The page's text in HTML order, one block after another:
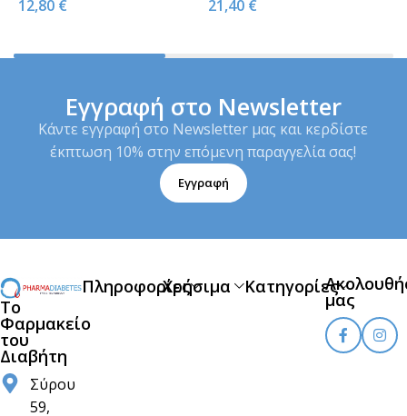
12,80 €
21,40 €
Εγγραφή στο Newsletter
Κάντε εγγραφή στο Newsletter μας και κερδίστε
έκπτωση 10% στην επόμενη παραγγελία σας!
Εγγραφή
Το
Φαρμακείο
του
Διαβήτη
Σύρου
59,
ΠληροφορίεςΧρήσιμα Κατηγορίες
μας